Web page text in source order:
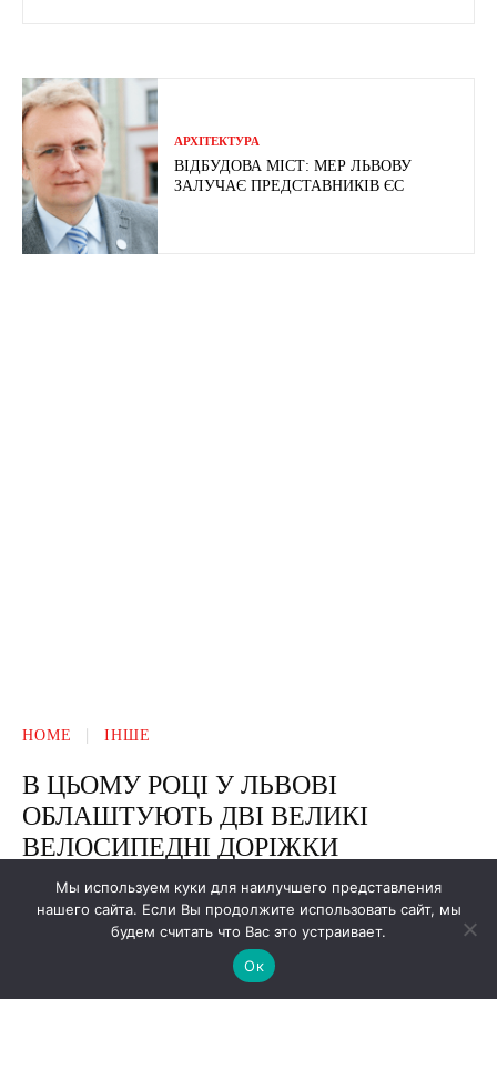
АРХІТЕКТУРА
ВІДБУДОВА МІСТ: МЕР ЛЬВОВУ
ЗАЛУЧАЄ ПРЕДСТАВНИКІВ ЄС
Мы используем куки для наилучшего представления
нашего сайта. Если Вы продолжите использовать сайт, мы
будем считать что Вас это устраивает.
Ок